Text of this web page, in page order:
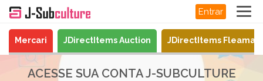
Entrar
Mercari JDirectItems Auction JDirectItems
ACESSE SUA CONTA J-SUBCULTURE